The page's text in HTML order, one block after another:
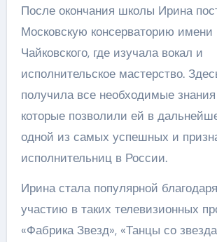
После окончания школы Ирина
Московскую консерваторию имени
Чайковского, где изучала вокал и
исполнительское мастерство.
получила все необходимые
которые позволили ей в
одной из самых успешных и
исполнительниц в России.
Ирина стала популярной
участию в таких телевизионных
«Фабрика Звезд», «Танцы со